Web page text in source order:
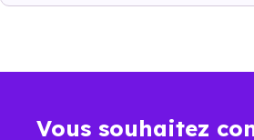
Vous souhaitez